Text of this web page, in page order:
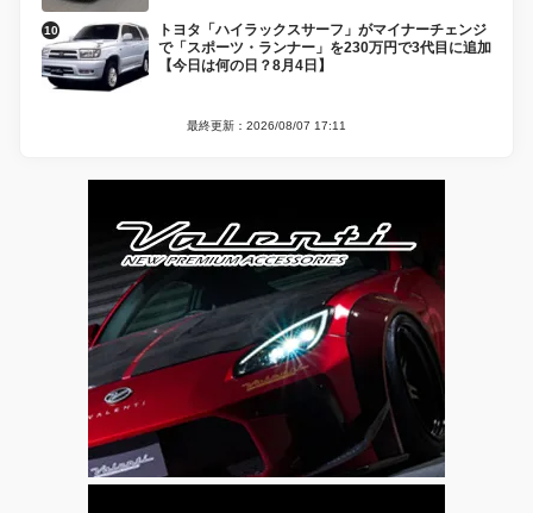
トヨタ「ハイラックスサーフ」がマイナーチェンジ
で「スポーツ・ランナー」を230万円で3代目に追加
【今日は何の日？8月4日】
最終更新：2026/08/07 17:11